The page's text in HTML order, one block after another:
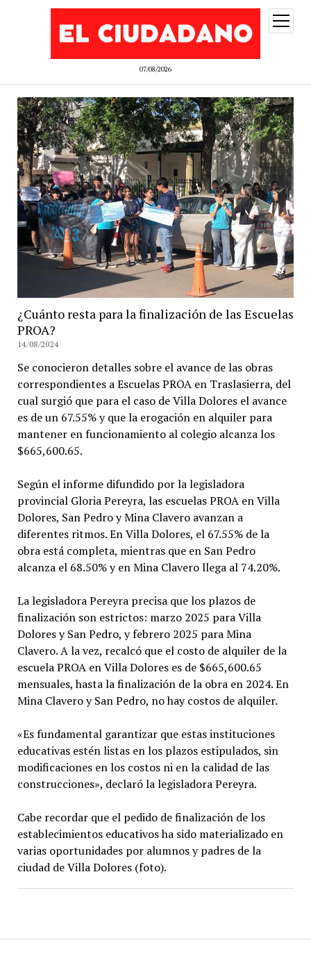
07/08/2026
abrir
menú
¿Cuánto resta para la finalización de las Escuelas
PROA?
14/08/2024
Se conocieron detalles sobre el avance de las obras
correspondientes a Escuelas PROA en Traslasierra, del
cual surgió que para el caso de Villa Dolores el avance
es de un 67.55% y que la erogación en alquiler para
mantener en funcionamiento al colegio alcanza los
$665,600.65.
Según el informe difundido por la legisladora
provincial Gloria Pereyra, las escuelas PROA en Villa
Dolores, San Pedro y Mina Clavero avanzan a
diferentes ritmos. En Villa Dolores, el 67.55% de la
obra está completa, mientras que en San Pedro
alcanza el 68.50% y en Mina Clavero llega al 74.20%.
La legisladora Pereyra precisa que los plazos de
finalización son estrictos: marzo 2025 para Villa
Dolores y San Pedro, y febrero 2025 para Mina
Clavero. A la vez, recalcó que el costo de alquiler de la
escuela PROA en Villa Dolores es de $665,600.65
mensuales, hasta la finalización de la obra en 2024. En
Mina Clavero y San Pedro, no hay costos de alquiler.
«Es fundamental garantizar que estas instituciones
educativas estén listas en los plazos estipulados, sin
modificaciones en los costos ni en la calidad de las
construcciones», declaró la legisladora Pereyra.
Cabe recordar que el pedido de finalización de los
establecimientos educativos ha sido materializado en
varias oportunidades por alumnos y padres de la
ciudad de Villa Dolores (foto).